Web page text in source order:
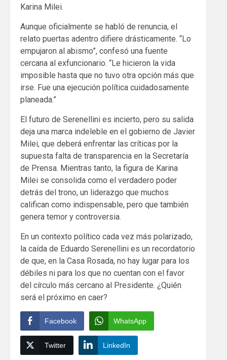
Karina Milei.
Aunque oficialmente se habló de renuncia, el
relato puertas adentro difiere drásticamente. “Lo
empujaron al abismo”, confesó una fuente
cercana al exfuncionario. “Le hicieron la vida
imposible hasta que no tuvo otra opción más que
irse. Fue una ejecución política cuidadosamente
planeada.”
El futuro de Serenellini es incierto, pero su salida
deja una marca indeleble en el gobierno de Javier
Milei, que deberá enfrentar las críticas por la
supuesta falta de transparencia en la Secretaría
de Prensa. Mientras tanto, la figura de Karina
Milei se consolida como el verdadero poder
detrás del trono, un liderazgo que muchos
califican como indispensable, pero que también
genera temor y controversia.
En un contexto político cada vez más polarizado,
la caída de Eduardo Serenellini es un recordatorio
de que, en la Casa Rosada, no hay lugar para los
débiles ni para los que no cuentan con el favor
del círculo más cercano al Presidente. ¿Quién
será el próximo en caer?
Facebook WhatsApp
Twitter LinkedIn